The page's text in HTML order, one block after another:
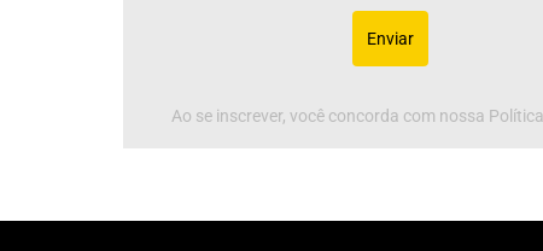
Enviar
Ao se inscrever, você concorda com nossa